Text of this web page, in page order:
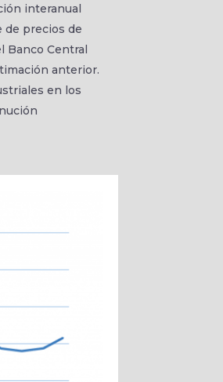
interanual
de precios de
Banco Central
anterior.
en los